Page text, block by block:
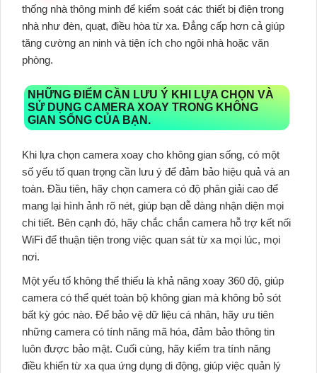
thống nhà thông minh để kiểm soát các thiết bị điện trong
nhà như đèn, quạt, điều hòa từ xa. Đẳng cấp hơn cả giúp
tăng cường an ninh và tiện ích cho ngôi nhà hoặc văn
phòng.
NHỮNG ĐIỂM CẦN LƯU Ý KHI LỰA CHỌN VÀ
SỬ DỤNG CAMERA XOAY TRONG KHÔNG
GIAN SỐNG CỦA BẠN.
Khi lựa chọn camera xoay cho không gian sống, có một
số yếu tố quan trọng cần lưu ý để đảm bảo hiệu quả và an
toàn. Đầu tiên, hãy chọn camera có độ phân giải cao để
mang lại hình ảnh rõ nét, giúp bạn dễ dàng nhận diện mọi
chi tiết. Bên cạnh đó, hãy chắc chắn camera hỗ trợ kết nối
WiFi để thuận tiện trong việc quan sát từ xa mọi lúc, mọi
nơi.
Một yếu tố không thể thiếu là khả năng xoay 360 độ, giúp
camera có thể quét toàn bộ không gian mà không bỏ sót
bất kỳ góc nào. Để bảo vệ dữ liệu cá nhân, hãy ưu tiên
những camera có tính năng mã hóa, đảm bảo thông tin
luôn được bảo mật. Cuối cùng, hãy kiểm tra tính năng
điều khiển từ xa qua ứng dụng di động, giúp việc quản lý